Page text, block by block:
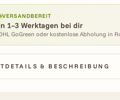
VERSANDBEREIT
1–3 Werktagen bei dir
GoGreen oder kostenlose Abholung in
& BESCHREIBUNG